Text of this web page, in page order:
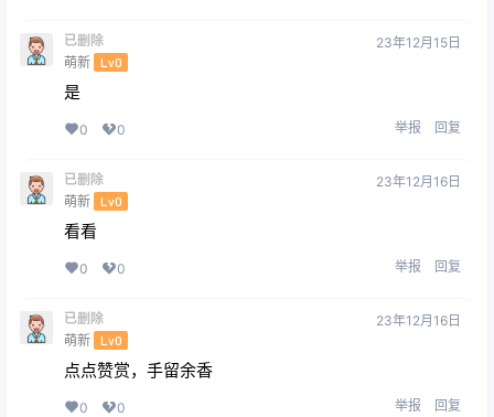
已删除
萌新 Lv0
23年12月15日
是
0 0 举报 回复
已删除
萌新 Lv0
23年12月16日
看看
0 0 举报 回复
已删除
萌新 Lv0
23年12月16日
点点赞赏，手留余香
0 0 举报 回复